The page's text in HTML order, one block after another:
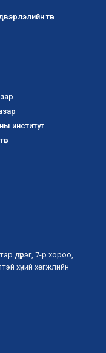
төв
институт
дүүрэг, 7-р хороо,
хүний хөгжлийн